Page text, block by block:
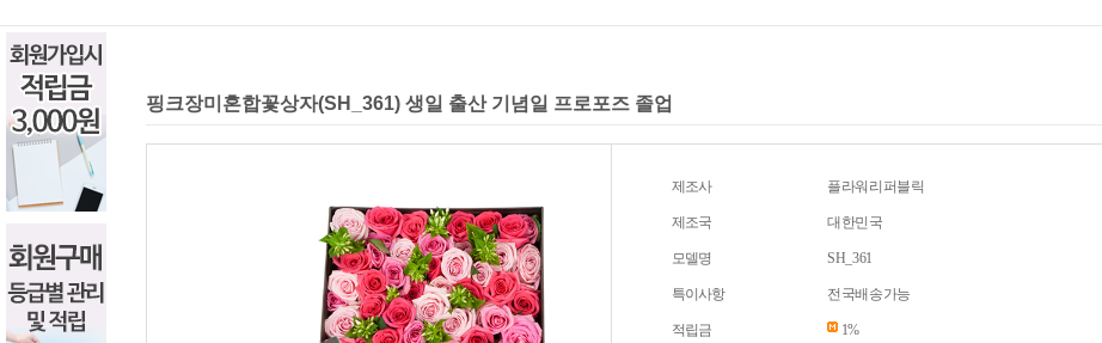
핑크장미혼합꽃상자(SH_361) 생일 출산 기념일 프로포즈 졸업
제조사 플라워리퍼블릭
제조국 대한민국
모델명 SH_361
특이사항 전국배송가능
적립금 1%